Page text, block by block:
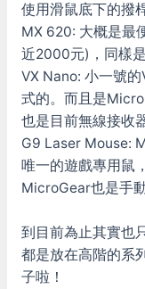
使用滑鼠底下的撥
MX 620: 大概是最
近2000元)，同樣
VX Nano: 小一號
式的。而且是
也是目前無線接收
G9 Laser Mouse:
唯一的遊戲專用鼠
MicroGear也是手
到目前為止其實也
都是放在高階的系
子啦！